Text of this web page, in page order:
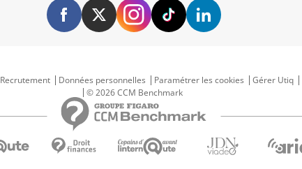
Recrutement Données personnelles Paramétrer les cookies Gérer Utiq
© 2026 CCM Benchmark